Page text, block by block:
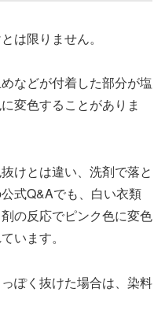
は限りません。
などが付着した部分が塩
変色することがありま
けとは違い、洗剤で落と
式Q&Aでも、白い衣類
の反応でピンク色に変色
います。
ぽく抜けた場合は、染料